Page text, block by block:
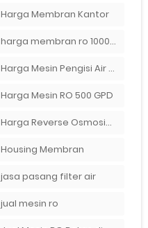
Harga Membran Kantor
harga membran ro 1000 gpd
Harga Mesin Pengisi Air Galon
Harga Mesin RO 500 GPD
Harga Reverse Osmosis di Semarang
Housing Membran
jasa pasang filter air
jual mesin ro